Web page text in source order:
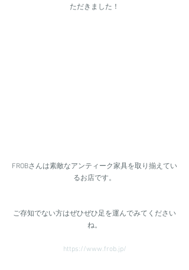
ただきました！
FROBさんは素敵なアンティーク家具を取り揃えてい
るお店です。
ご存知でない方はぜひぜひ足を運んでみてください
ね。
https://www.frob.jp/